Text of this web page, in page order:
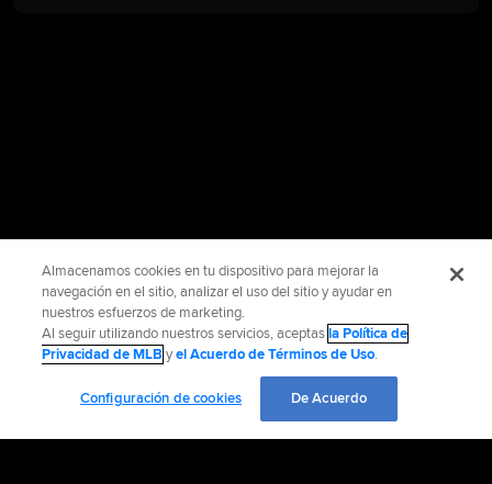
Almacenamos cookies en tu dispositivo para mejorar la
navegación en el sitio, analizar el uso del sitio y ayudar en
nuestros esfuerzos de marketing.
Al seguir utilizando nuestros servicios, aceptasla Política de
Privacidad de MLB yel Acuerdo de Términos de Uso.
Configuración de cookies De Acuerdo